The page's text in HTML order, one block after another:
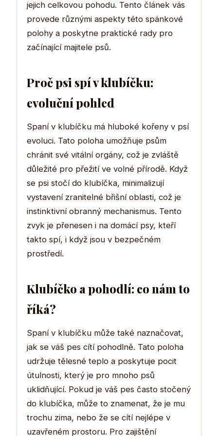
jejich celkovou pohodu. Tento článek vás
provede různými aspekty této spánkové
polohy a poskytne praktické rady pro
začínající majitele psů.
Proč psi spí v klubíčku:
evoluční pohled
Spaní v klubíčku má hluboké kořeny v psí
evoluci. Tato poloha umožňuje psům
chránit své vitální orgány, což je zvláště
důležité pro přežití ve volné přírodě. Když
se psi stočí do klubíčka, minimalizují
vystavení zranitelné břišní oblasti, což je
instinktivní obranný mechanismus. Tento
zvyk je přenesen i na domácí psy, kteří
takto spí, i když jsou v bezpečném
prostředí.
Klubíčko a pohodlí: co nám to
říká?
Spaní v klubíčku může také naznačovat,
jak se váš pes cítí pohodlně. Tato poloha
udržuje tělesné teplo a poskytuje pocit
útulnosti, který je pro mnoho psů
uklidňující. Pokud je váš pes často stočený
do klubíčka, může to znamenat, že je mu
trochu zima, nebo že se cítí nejlépe v
uzavřeném prostoru. Pro zajištění